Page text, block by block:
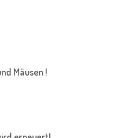
Mäusen !